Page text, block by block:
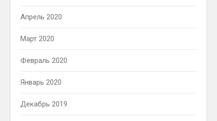
Апрель 2020
Март 2020
Февраль 2020
Январь 2020
Декабрь 2019